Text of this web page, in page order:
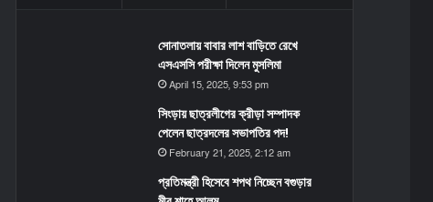
সোনাতলায় বাবার লাশ বাড়িতে রেখে
এসএসসি পরীক্ষা দিলেন মুসলিমা
April 15, 2025, 9:53 pm
সিংড়ায় ছাত্রলীগের ক্রীড়া সম্পাদক
পেলেন ছাত্রদলের সভাপতির পদ!
February 21, 2025, 2:12 am
প্রতিমন্ত্রী হিসেবে শপথ নিচ্ছেন বগুড়ার